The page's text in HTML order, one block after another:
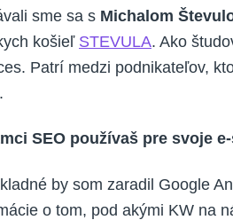
sme sa s Michalom
košieľ STEVULA. Ako
Patrí medzi podnikateľov,
SEO používaš pre svoje
by som zaradil Google
o tom, pod akými KW na